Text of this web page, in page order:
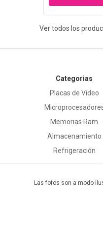
Ver todos los
Categorias
Placas de Video
Memorias Ram
Almacenamiento
Refrigeración
Las fotos son a modo